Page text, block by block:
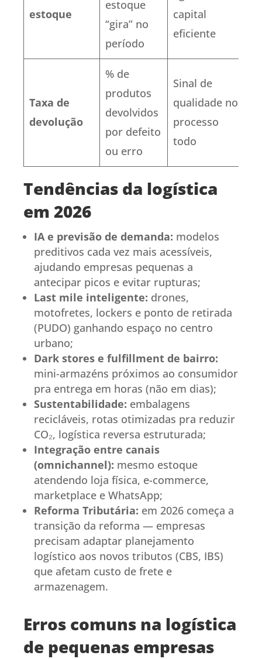
estoque
estoque
“gira” no
período
capital
eficiente
Taxa de
devolução
% de
produtos
devolvidos
por defeito
ou erro
Sinal de
qualidade no
processo
todo
Tendências da logística
em 2026
IA e previsão de demanda: modelos
preditivos cada vez mais acessíveis,
ajudando empresas pequenas a
antecipar picos e evitar rupturas;
Last mile inteligente: drones,
motofretes, lockers e ponto de retirada
(PUDO) ganhando espaço no centro
urbano;
Dark stores e fulfillment de bairro:
mini-armazéns próximos ao consumidor
pra entrega em horas (não em dias);
Sustentabilidade: embalagens
recicláveis, rotas otimizadas pra reduzir
CO₂, logística reversa estruturada;
Integração entre canais
(omnichannel): mesmo estoque
atendendo loja física, e-commerce,
marketplace e WhatsApp;
Reforma Tributária: em 2026 começa a
transição da reforma — empresas
precisam adaptar planejamento
logístico aos novos tributos (CBS, IBS)
que afetam custo de frete e
armazenagem.
Erros comuns na logística
de pequenas empresas